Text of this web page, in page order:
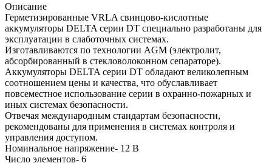
Описание
Герметизированные VRLA свинцово-кислотные
аккумуляторы DELTA серии DT специально разработаны для
эксплуатации в слаботочных системах.
Изготавливаются по технологии AGM (электролит,
абсорбированный в стекловолоконном сепараторе).
Аккумуляторы DELTA серии DT обладают великолепным
соотношением цены и качества, что обуславливает
повсеместное использование серии в охранно-пожарных и
иных системах безопасности.
Отвечая международным стандартам безопасности,
рекомендованы для применения в системах контроля и
управления доступом.
Номинальное напряжение- 12 В
Число элементов- 6